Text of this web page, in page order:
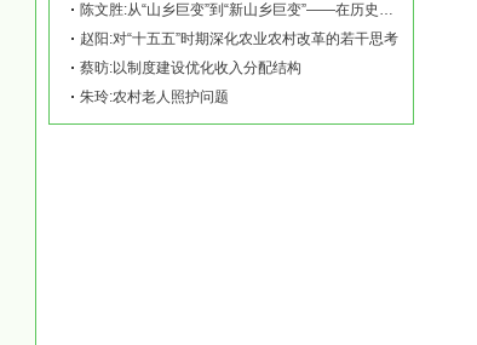
赵阳:对“十五五”时期深化农业农村改革的若干思考
蔡昉:以制度建设优化收入分配结构
朱玲:农村老人照护问题